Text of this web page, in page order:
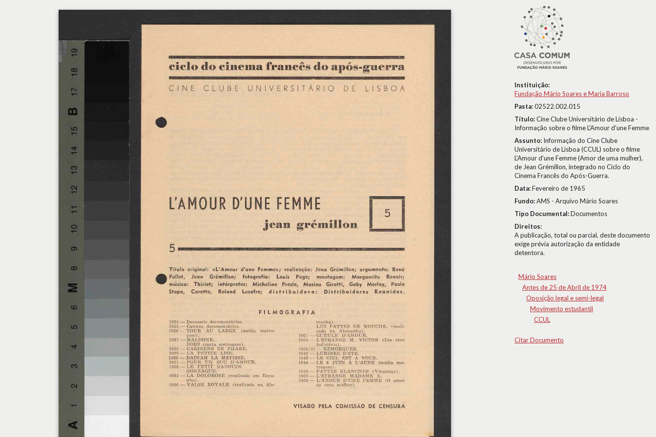
Instituição:
Fundação Mário Soares e Maria Barroso
Pasta:02522.002.015
Título:Cine Clube Universitário de Lisboa -
Informação sobre o filme L'Amour d'une Femme
Assunto: Informação do Cine Clube
Universitário de Lisboa (CCUL) sobre o filme
L'Amour d'une Femme (Amor de uma mulher),
de Jean Grémillon, integrado no Ciclo do
Cinema Francês do Após-Guerra.
Data:Fevereiro de 1965
Fundo:AMS - Arquivo Mário Soares
Tipo Documental:Documentos
Direitos:
A publicação, total ou parcial, deste documento
exige prévia autorização da entidade
detentora.
Mário Soares
Antes de 25 de Abril de 1974
Oposição legal e semi-legal
Movimento estudantil
CCUL
Citar Documento